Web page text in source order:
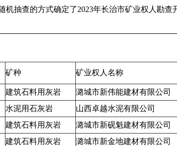
抽查的方式确定了2023年长治市矿业权人勘查
矿种 矿业权人名称
建筑石料用灰岩 潞城市新伟能建材有限公司
水泥用石灰岩 山西卓越水泥有限公司
建筑石料用灰岩 潞城市新砚魁建材有限公司
建筑石料用灰岩 潞城市新金地建材有限公司